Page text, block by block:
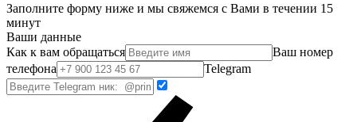
Заполните форму ниже и мы свяжемся с Вами в течении 15
минут
Ваши данные
Как к вам обращаться
Ваш номер
телефона
Telegram